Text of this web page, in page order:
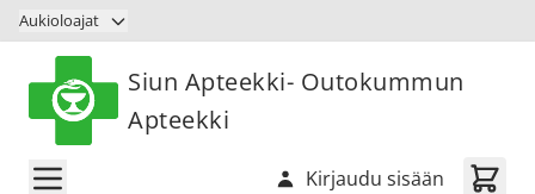
Siirry sisältöön
Aukioloajat
Siun Apteekki- Outokummun
Apteekki
Kirjaudu sisään